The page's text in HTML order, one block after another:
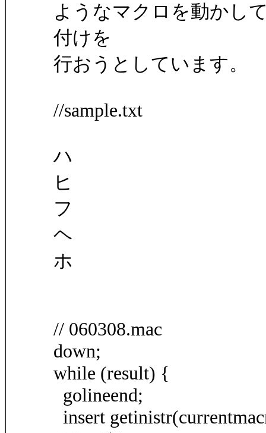
ようなマクロを動かし
付けを
行おうとしています。
//sample.txt
ハ
ヒ
フ
ヘ
ホ
// 060308.mac
down;
while (result) {
golineend;
insert